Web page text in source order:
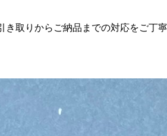
取りからご納品までの対応をご丁